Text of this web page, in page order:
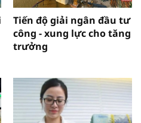
Tiến độ giải ngân đầu tư
công - xung lực cho tăng
trưởng